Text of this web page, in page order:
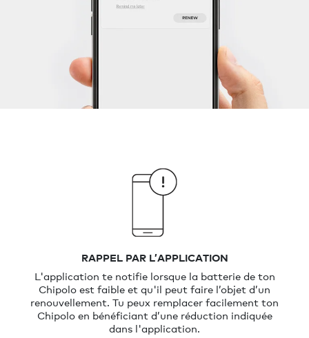
RAPPEL PAR L’APPLICATION
L'application te notifie lorsque la batterie de ton
Chipolo est faible et qu'il peut faire l’objet d’un
renouvellement. Tu peux remplacer facilement ton
Chipolo en bénéficiant d’une réduction indiquée
dans l'application.